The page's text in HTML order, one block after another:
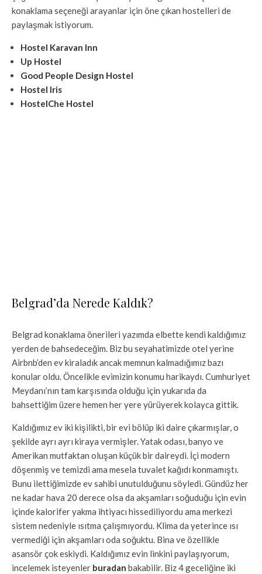
konaklama seçeneği arayanlar için öne çıkan hostelleri de
paylaşmak istiyorum.
Hostel Karavan Inn
Up Hostel
Good People Design Hostel
Hostel Iris
HostelChe Hostel
Belgrad’da Nerede Kaldık?
Belgrad konaklama önerileri yazımda elbette kendi kaldığımız
yerden de bahsedeceğim. ​Biz bu seyahatimizde otel yerine
Airbnb’den ev kiraladık ancak memnun kalmadığımız bazı
konular oldu. Öncelikle evimizin konumu harikaydı. Cumhuriyet
Meydanı’nın tam karşısında olduğu için yukarıda da
bahsettiğim üzere hemen her yere yürüyerek kolayca gittik.
Kaldığımız ev iki kişilikti, bir evi bölüp iki daire çıkarmışlar, o
şekilde ayrı ayrı kiraya vermişler. Yatak odası, banyo ve
Amerikan mutfaktan oluşan küçük bir daireydi. İçi modern
döşenmiş ve temizdi ama mesela tuvalet kağıdı konmamıştı.
Bunu ilettiğimizde ev sahibi unutulduğunu söyledi. Gündüz her
ne kadar hava 20 derece olsa da akşamları soğuduğu için evin
içinde kalorifer yakma ihtiyacı hissediliyordu ama merkezi
sistem nedeniyle ısıtma çalışmıyordu. Klima da yeterince ısı
vermediği için akşamları oda soğuktu. Bina ve özellikle
asansör çok eskiydi. Kaldığımız evin linkini paylaşıyorum,
incelemek isteyenler buradan bakabilir. Biz 4 geceliğine iki